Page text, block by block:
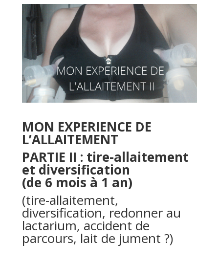
MON EXPERIENCE DE
L’ALLAITEMENT
PARTIE II : tire-allaitement
et diversification
(de 6 mois à 1 an)
(tire-allaitement,
diversification, redonner au
lactarium, accident de
parcours, lait de jument ?)